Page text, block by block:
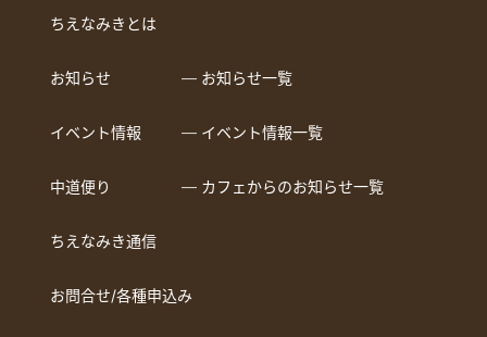
ちえなみきとは
お知らせ ― お知らせ一覧
イベント情報 ― イベント情報一覧
中道便り ― カフェからのお知らせ一覧
ちえなみき通信
お問合せ/各種申込み